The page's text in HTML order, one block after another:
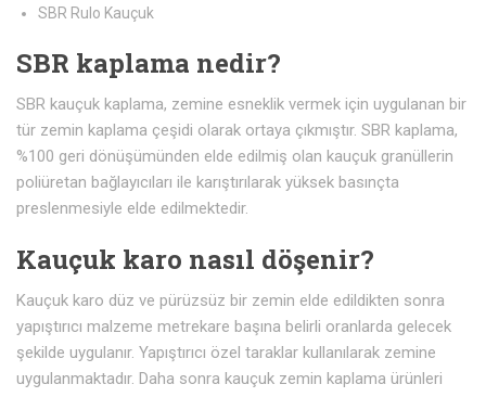
SBR Rulo Kauçuk
SBR kaplama nedir?
SBR kauçuk kaplama, zemine esneklik vermek için uygulanan bir
tür zemin kaplama çeşidi olarak ortaya çıkmıştır. SBR kaplama,
%100 geri dönüşümünden elde edilmiş olan kauçuk granüllerin
poliüretan bağlayıcıları ile karıştırılarak yüksek basınçta
preslenmesiyle elde edilmektedir.
Kauçuk karo nasıl döşenir?
Kauçuk karo düz ve pürüzsüz bir zemin elde edildikten sonra
yapıştırıcı malzeme metrekare başına belirli oranlarda gelecek
şekilde uygulanır. Yapıştırıcı özel taraklar kullanılarak zemine
uygulanmaktadır. Daha sonra kauçuk zemin kaplama ürünleri